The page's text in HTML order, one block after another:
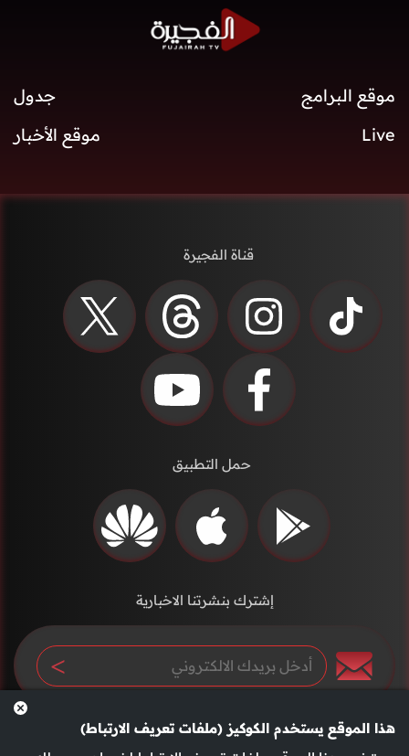
هذا الموقع يستخدم الكوكيز (ملفات تعريف الارتباط)
موقع البرامج
جدول
Live
موقع الأخبار
قناة الفجيرة
حمل التطبيق
إشترك بنشرتنا الاخبارية